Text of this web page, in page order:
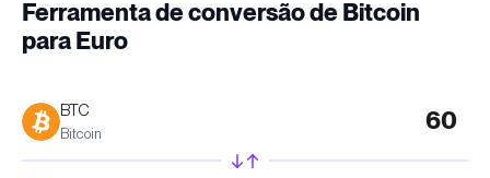
Ferramenta de conversão de Bitcoin
para Euro
BTC
Bitcoin